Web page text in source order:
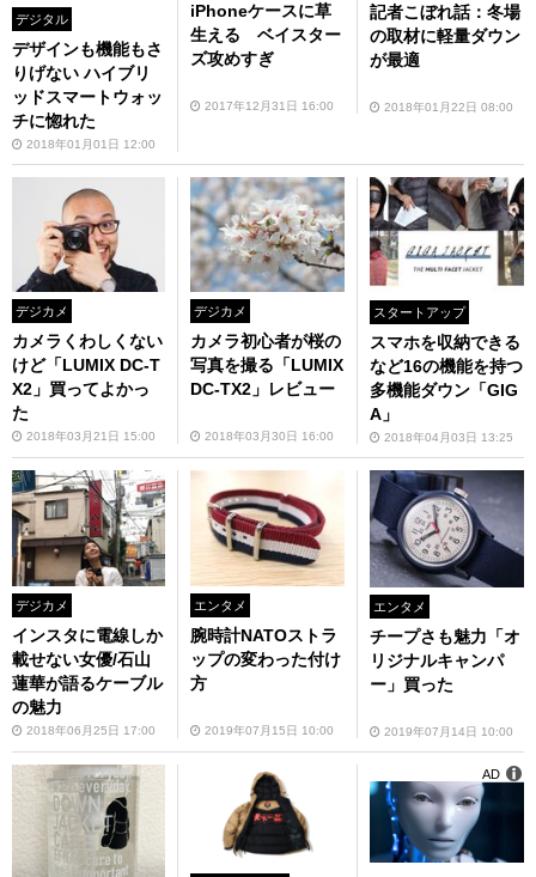
デジタル
デザインも機能もさ
りげない ハイブリ
ッドスマートウォッ
チに惚れた
2018年01月01日 12:00
iPhoneケースに草
生える ベイスター
ズ攻めすぎ
2017年12月31日 16:00
記者こぼれ話：冬場
の取材に軽量ダウン
が最適
2018年01月22日 08:00
デジカメ
カメラくわしくない
けど「LUMIX DC-T
X2」買ってよかっ
た
2018年03月21日 15:00
デジカメ
カメラ初心者が桜の
写真を撮る「LUMIX
DC-TX2」レビュー
2018年03月30日 16:00
スタートアップ
スマホを収納できる
など16の機能を持つ
多機能ダウン「GIG
A」
2018年04月03日 13:25
デジカメ
インスタに電線しか
載せない女優/石山
蓮華が語るケーブル
の魅力
2018年06月25日 17:00
エンタメ
腕時計NATOストラ
ップの変わった付け
方
2019年07月15日 10:00
エンタメ
チープさも魅力「オ
リジナルキャンパ
ー」買った
2019年07月14日 10:00
AD